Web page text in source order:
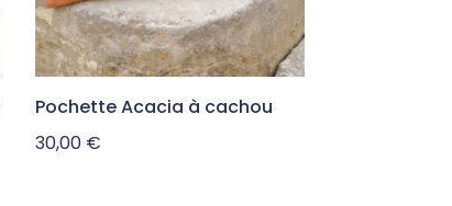
Pochette Acacia à cachou
30,00 €